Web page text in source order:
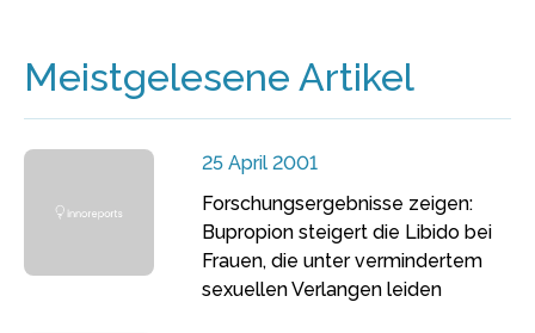
Meistgelesene Artikel
25 April 2001
Forschungsergebnisse zeigen:
Bupropion steigert die Libido bei
Frauen, die unter vermindertem
sexuellen Verlangen leiden